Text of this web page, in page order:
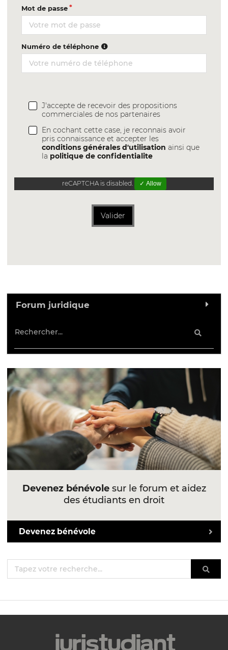
Mot de passe
Numéro de téléphone
J'accepte de recevoir des propositions
commerciales de nos partenaires
En cochant cette case, je reconnais avoir
pris connaissance et accepter les
conditions générales d'utilisation ainsi que
la politique de confidentialite
reCAPTCHA is disabled. ✓ Allow
Valider
Forum juridique
Devenez bénévolesur le forum et aidez
des étudiants en droit
Devenez bénévole